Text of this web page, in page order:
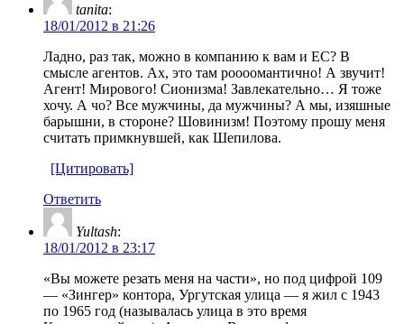
tanita:
18/01/2012 в 21:26
Ладно, раз так, можно в компанию к вам и ЕС? В
смысле агентов. Ах, это там роооомантично! А звучит!
Агент! Мирового! Сионизма! Завлекательно… Я тоже
хочу. А чо? Все мужчины, да мужчины? А мы, изяшные
барышни, в стороне? Шовинизм! Поэтому прошу меня
считать примкнувшей, как Шепилова.
[Цитировать]
Ответить
Yultash:
18/01/2012 в 23:17
«Вы можете резать меня на части», но под цифрой 109
— «Зингер» контора, Ургутская улица — я жил с 1943
по 1965 год (называлась улица в это время